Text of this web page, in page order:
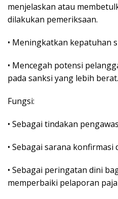
menjelaskan atau
dilakukan pemeriksaan.
• Meningkatkan kepatuhan
• Mencegah potensi
pada sanksi yang lebih berat.
Fungsi:
• Sebagai tindakan
• Sebagai sarana konfirmasi
• Sebagai peringatan dini
memperbaiki pelaporan